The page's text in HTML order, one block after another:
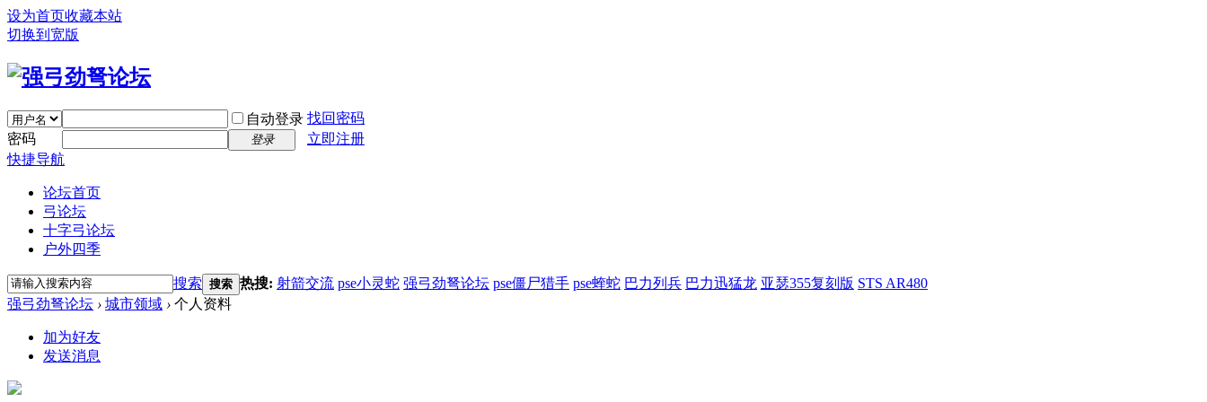
设为首页收藏本站
切换到宽版
自动登录 找回密码
密码
登录
立即注册
快捷导航
论坛首页
弓论坛
十字弓论坛
户外四季
搜索 搜索 热搜: 射箭交流 pse小灵蛇 强弓劲弩论坛 pse僵尸猎手 pse蝰蛇 巴力列兵 巴力迅猛龙 亚瑟355复刻版 STS AR480
强弓劲弩论坛 › 城市领域 › 个人资料
加为好友
发送消息